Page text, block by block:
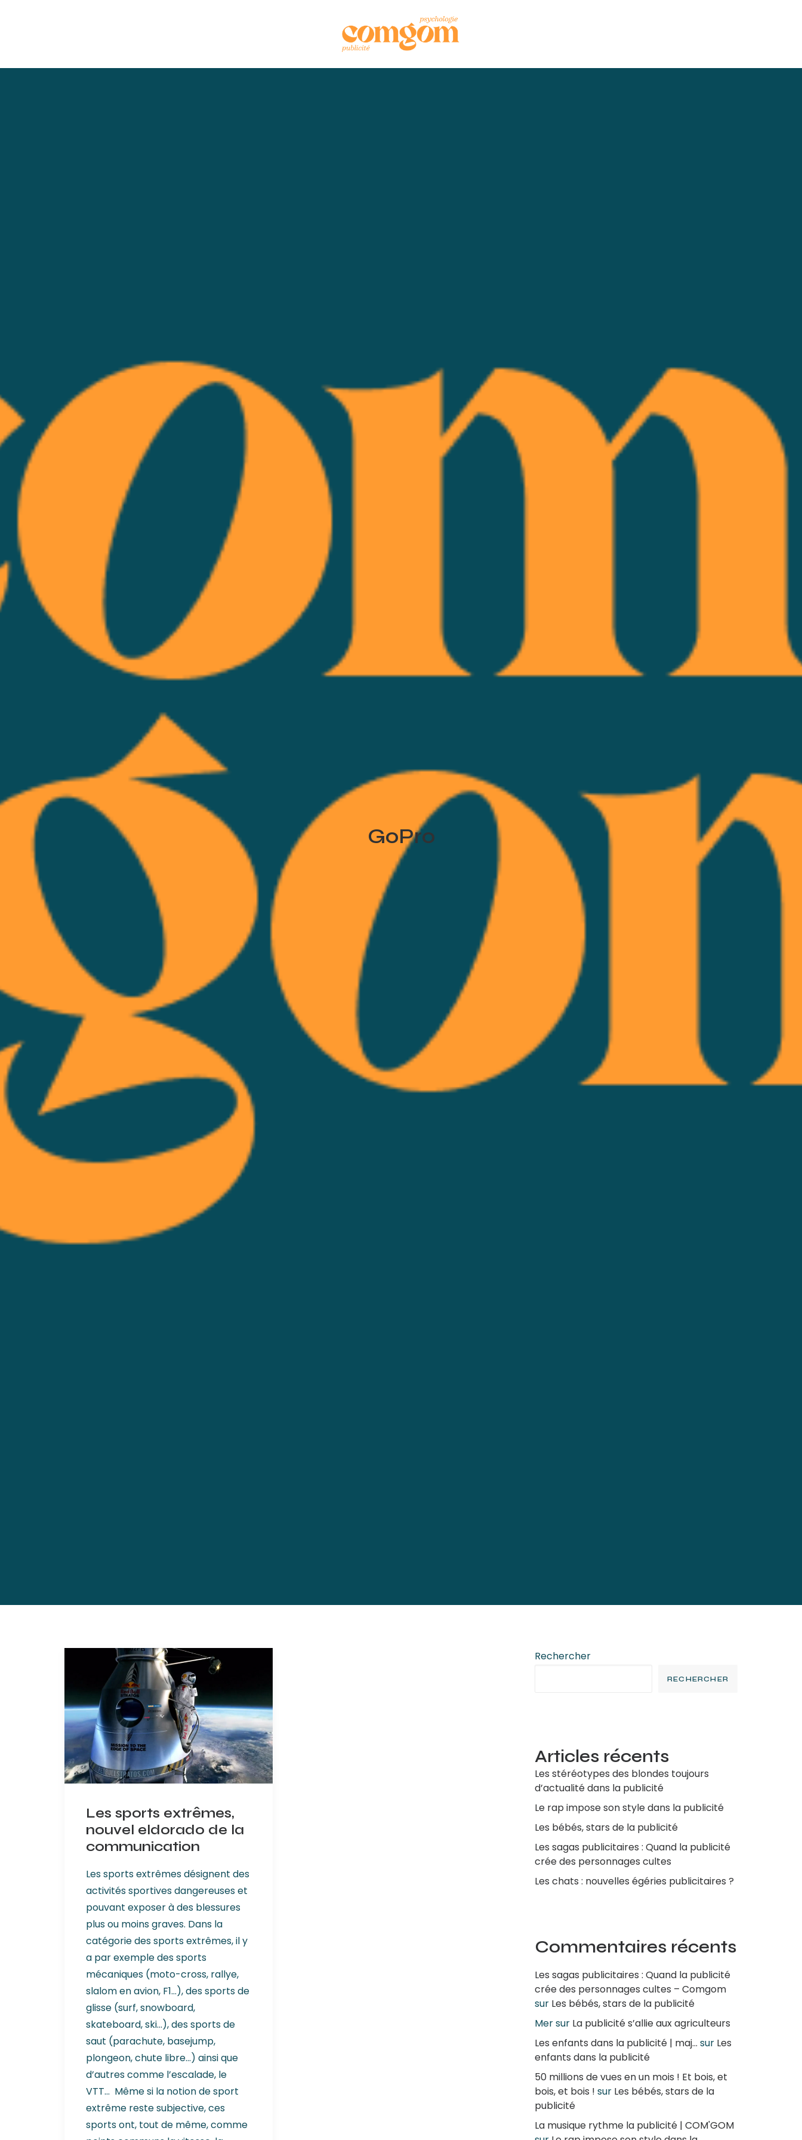
GoPro
Les sports extrêmes,
nouvel eldorado de la
communication
Les sports extrêmes désignent des
activités sportives dangereuses et
pouvant exposer à des blessures
plus ou moins graves. Dans la
catégorie des sports extrêmes, il y
a par exemple des sports
mécaniques (moto-cross, rallye,
slalom en avion, F1…), des sports de
glisse (surf, snowboard,
skateboard, ski…), des sports de
saut (parachute, basejump,
plongeon, chute libre…) ainsi que
d’autres comme l’escalade, le
VTT… Même si la notion de sport
extrême reste subjective, ces
sports ont, tout de même, comme
Rechercher
RECHERCHER
Articles récents
Les stéréotypes des blondes toujours
d’actualité dans la publicité
Le rap impose son style dans la publicité
Les bébés, stars de la publicité
Les sagas publicitaires : Quand la publicité
crée des personnages cultes
Les chats : nouvelles égéries publicitaires ?
Commentaires récents
Les sagas publicitaires : Quand la publicité
crée des personnages cultes – Comgom
sur Les bébés, stars de la publicité
Mersur La publicité s’allie aux agriculteurs
Les enfants dans la publicité | maj... sur Les
enfants dans la publicité
50 millions de vues en un mois ! Et bois, et
bois, et bois ! sur Les bébés, stars de la
publicité
La musique rythme la publicité | COM'GOM